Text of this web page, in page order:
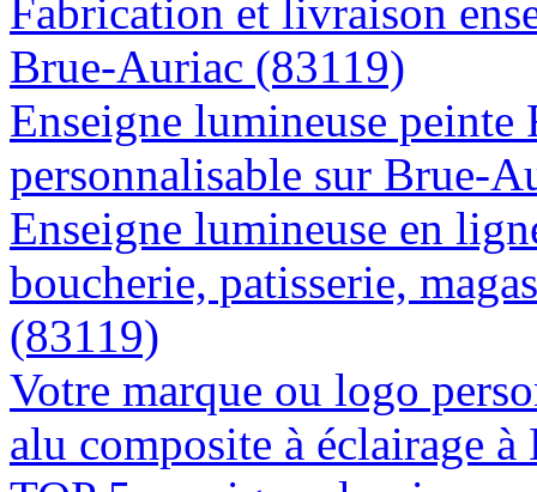
Fabrication et livraison
Brue-Auriac (83119)
Enseigne lumineuse
personnalisable sur Brue-
Enseigne lumineuse en
boucherie, patisserie,
(83119)
Votre marque ou logo
alu composite à éclairage